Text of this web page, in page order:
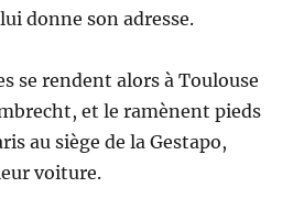
donne son adresse.
se rendent alors à Toulouse
et le ramènent pieds
au siège de la Gestapo,
voiture.